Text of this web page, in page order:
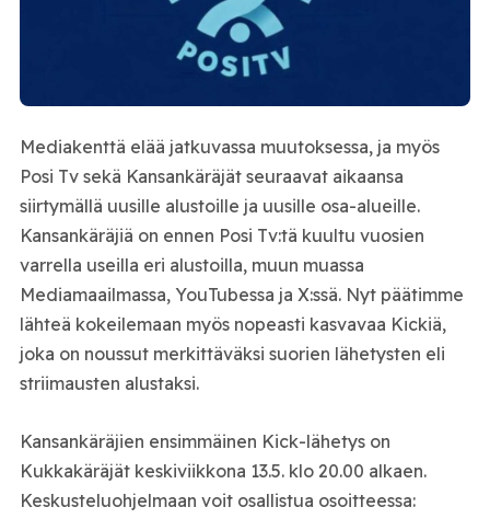
Mediakenttä elää jatkuvassa muutoksessa, ja myös
Posi Tv sekä Kansankäräjät seuraavat aikaansa
siirtymällä uusille alustoille ja uusille osa-alueille.
Kansankäräjiä on ennen Posi Tv:tä kuultu vuosien
varrella useilla eri alustoilla, muun muassa
Mediamaailmassa, YouTubessa ja X:ssä. Nyt päätimme
lähteä kokeilemaan myös nopeasti kasvavaa Kickiä,
joka on noussut merkittäväksi suorien lähetysten eli
striimausten alustaksi.
Kansankäräjien ensimmäinen Kick-lähetys on
Kukkakäräjät keskiviikkona 13.5. klo 20.00 alkaen.
Keskusteluohjelmaan voit osallistua osoitteessa: